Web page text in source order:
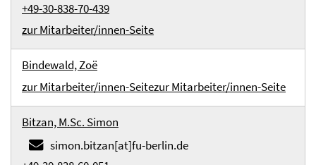
+49-30-838-70-439
zur Mitarbeiter/innen-Seite
Bindewald, Zoë
zur Mitarbeiter/innen-Seitezur Mitarbeiter/innen-Seite
Bitzan, M.Sc. Simon
simon.bitzan[at]fu-berlin.de